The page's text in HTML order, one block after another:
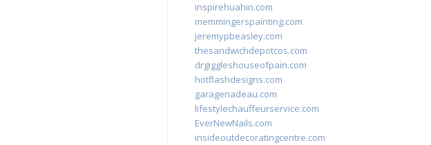
inspirehuahin.com
memmingerspainting.com
jeremypbeasley.com
thesandwichdepotcos.com
drgiggleshouseofpain.com
hotflashdesigns.com
garagenadeau.com
lifestylechauffeurservice.com
EverNewNails.com
insideoutdecoratingcentre.com